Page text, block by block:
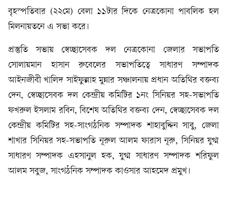
বৃহস্পতিবার (২২মে) বেলা ১১টার দিকে নেত্রকোনা পাবলিক হল
মিলনায়তনে এ সভা করে।
প্রস্তুতি সভায় স্বেচ্ছাসেবক দল নেত্রকোনা জেলার সভাপতি
সোলায়মান হাসান রুবেলের সভাপতিত্বে সাধারণ সম্পাদক
আইনজীবী খালিদ সাইফুল্লাহ মুন্নার সঞ্চালনায় প্রধান অতিথির বক্তব্য
দেন, স্বেচ্ছাসেবক দল কেন্দ্রীয় কমিটির ১নং সিনিয়র সহ-সভাপতি
ফখরুল ইসলাম রবিন, বিশেষ অতিথির বক্তব্য দেন, স্বেচ্ছাসেবক দল
কেন্দ্রীয় কমিটির সহ-সাংগঠনিক সম্পাদক শাহাবুদ্দিন সাবু, জেলা
শাখার সিনিয়র সহ-সভাপতি নূরুল আলম ফারাস নূরু, সিনিয়র যুগ্ম
সাধারণ সম্পাদক এহসানুল হক, যুগ্ম সাধারণ সম্পাদক শরিফুল
আলম সবুজ, সাংগঠনিক সম্পাদক কাওসার আহমেদ প্রমুখ।